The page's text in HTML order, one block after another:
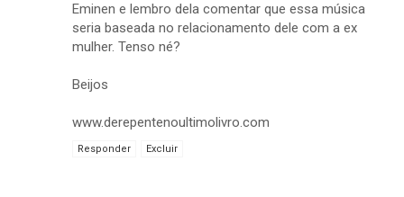
Eminen e lembro dela comentar que essa música
seria baseada no relacionamento dele com a ex
mulher. Tenso né?
Beijos
www.derepentenoultimolivro.com
Responder Excluir